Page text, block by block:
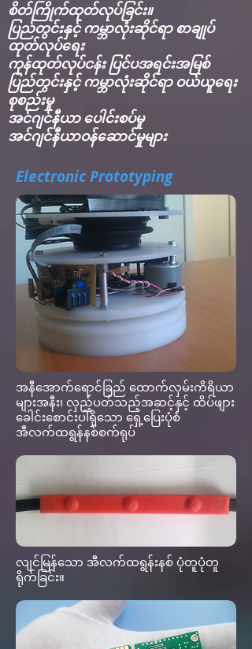
စိတ်ကြိုက်ထုတ်လုပ်ခြင်း။
ပြည်တွင်းနှင့် ကမ္ဘာလုံးဆိုင်ရာ စာချုပ်
ထုတ်လုပ်ရေး
ကုန်ထုတ်လုပ်ငန်း ပြင်ပအရင်းအမြစ်
ပြည်တွင်းနှင့် ကမ္ဘာလုံးဆိုင်ရာ ဝယ်ယူရေး
စုစည်းမှု​
အင်ဂျင်နီယာ ပေါင်းစပ်မှု​
အင်ဂျင်နီယာဝန်ဆောင်မှုများ
Electronic Prototyping
အနီအောက်ရောင်ခြည် ထောက်လှမ်းကိရိယာ
များအနီး၊ လှည့်ပတ်သည့်အဆင့်နှင့် ထိပ်ဖျား
ခေါင်းစောင်းပါရှိသော ရှေ့ပြေးပုံစံ
အီလက်ထရွန်နစ်စက်ရုပ်
လျင်မြန်သော အီလက်ထရွန်းနစ် ပုံတူပုံတူ
ရိုက်ခြင်း။